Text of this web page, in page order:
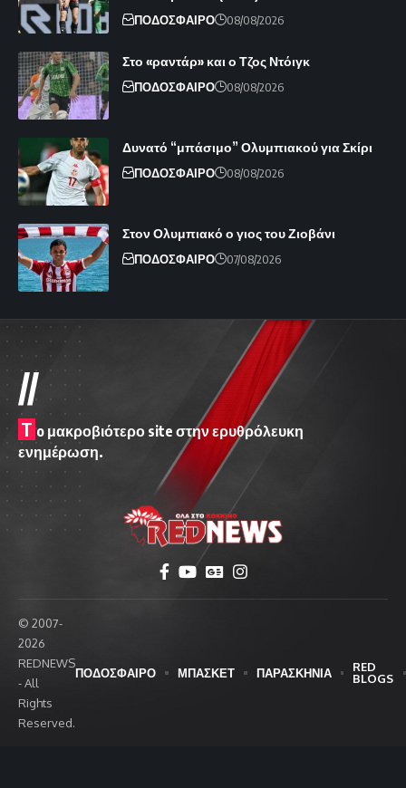
ΠΟΔΟΣΦΑΙΡΟ 08/08/2026
Στο «ραντάρ» και ο Τζος Ντόιγκ
ΠΟΔΟΣΦΑΙΡΟ 08/08/2026
Δυνατό “μπάσιμο” Ολυμπιακού για Σκίρι
ΠΟΔΟΣΦΑΙΡΟ 08/08/2026
Στον Ολυμπιακό ο γιος του Ζιοβάνι
ΠΟΔΟΣΦΑΙΡΟ 07/08/2026
//
T o μακροβιότερο site στην ερυθρόλευκη
ενημέρωση.
© 2007-
2026
REDNEWS
- All
Rights
Reserved.
ΠΟΔΟΣΦΑΙΡΟ ΜΠΑΣΚΕΤ ΠΑΡΑΣΚΗΝΙΑ
RED
BLOGS